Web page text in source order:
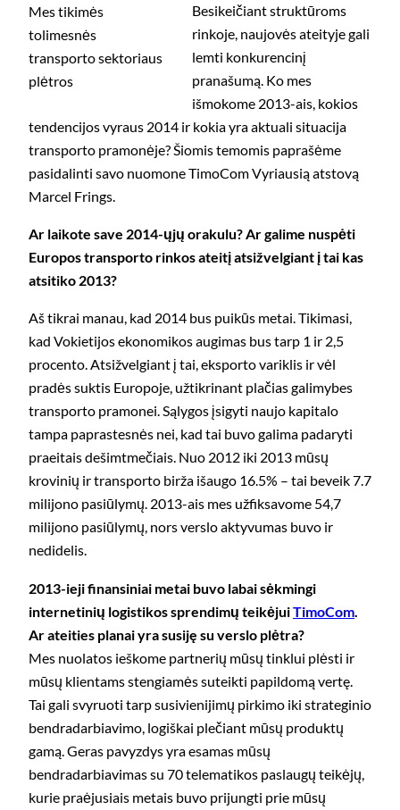
Mes tikimės
tolimesnės
transporto sektoriaus
plėtros
Besikeičiant struktūroms
rinkoje, naujovės ateityje gali
lemti konkurencinį
pranašumą. Ko mes
išmokome 2013-ais, kokios
tendencijos vyraus 2014 ir kokia yra aktuali situacija
transporto pramonėje? Šiomis temomis paprašėme
pasidalinti savo nuomone TimoCom Vyriausią atstovą
Marcel Frings.
Ar laikote save 2014-ųjų orakulu? Ar galime nuspėti
Europos transporto rinkos ateitį atsižvelgiant į tai kas
atsitiko 2013?
Aš tikrai manau, kad 2014 bus puikūs metai. Tikimasi,
kad Vokietijos ekonomikos augimas bus tarp 1 ir 2,5
procento. Atsižvelgiant į tai, eksporto variklis ir vėl
pradės suktis Europoje, užtikrinant plačias galimybes
transporto pramonei. Sąlygos įsigyti naujo kapitalo
tampa paprastesnės nei, kad tai buvo galima padaryti
praeitais dešimtmečiais. Nuo 2012 iki 2013 mūsų
krovinių ir transporto birža išaugo 16.5% – tai beveik 7.7
milijono pasiūlymų. 2013-ais mes užfiksavome 54,7
milijono pasiūlymų, nors verslo aktyvumas buvo ir
nedidelis.
2013-ieji finansiniai metai buvo labai sėkmingi
internetinių logistikos sprendimų teikėjuiTimoCom
Ar ateities planai yra susiję su verslo plėtra?
Mes nuolatos ieškome partnerių mūsų tinklui plėsti ir
mūsų klientams stengiamės suteikti papildomą vertę.
Tai gali svyruoti tarp susivienijimų pirkimo iki strateginio
bendradarbiavimo, logiškai plečiant mūsų produktų
gamą. Geras pavyzdys yra esamas mūsų
bendradarbiavimas su 70 telematikos paslaugų teikėjų,
kurie praėjusiais metais buvo prijungti prie mūsų